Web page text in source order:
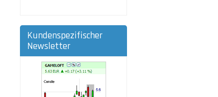
Kundenspezifischer
Newsletter